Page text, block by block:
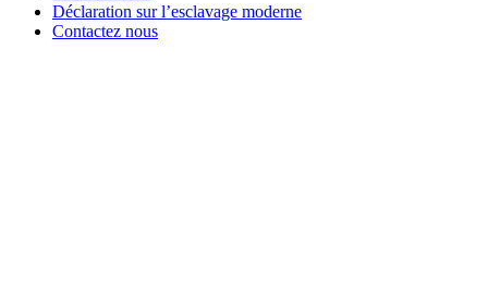
Déclaration sur l’esclavage moderne
Contactez nous